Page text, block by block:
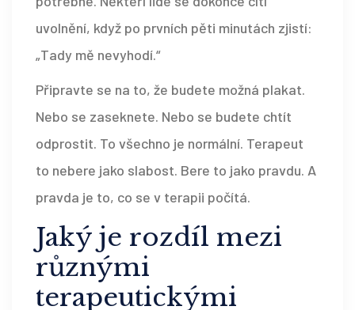
uvolnění, když po prvních pěti minutách zjistí:
„Tady mě nevyhodí.“
Připravte se na to, že budete možná plakat.
Nebo se zaseknete. Nebo se budete chtít
odprostit. To všechno je normální. Terapeut
to nebere jako slabost. Bere to jako pravdu. A
pravda je to, co se v terapii počítá.
Jaký je rozdíl mezi
různými
terapeutickými